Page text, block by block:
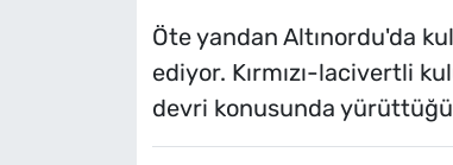
Öte yandan Altınordu'da
ediyor. Kırmızı-lacivertli
devri konusunda